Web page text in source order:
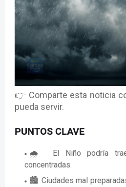
👉 Comparte esta noticia
pueda servir.
PUNTOS CLAVE
🌧️ El Niño podría
concentradas.
🏙️ Ciudades mal